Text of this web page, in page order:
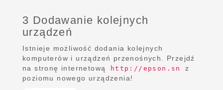
3 Dodawanie kolejnych
urządzeń
Istnieje możliwość dodania kolejnych
komputerów i urządzeń przenośnych. Przejdź
na stronę internetową
http://epson.sn
z
poziomu nowego urządzenia!